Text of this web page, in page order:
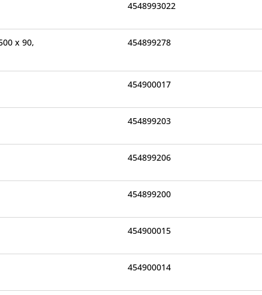
4548993022
x 90,
454899278
454900017
454899203
454899206
454899200
454900015
454900014